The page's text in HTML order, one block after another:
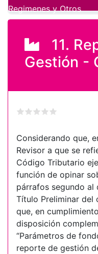
11.
Gestión -
Considerando que,
Revisor a que se
Código Tributario
función de opinar
párrafos segundo al
Título Preliminar
que, en
disposición
“Parámetros de
reporte de gestión
Regimenes y Otros